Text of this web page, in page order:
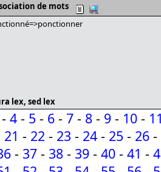
de mots
lex, sed lex
- 4 - 5 - 6 - 7 - 8 - 9 - 10 -
21 - 22 - 23 - 24 - 25 - 26 -
- 37 - 38 - 39 - 40 - 41 -